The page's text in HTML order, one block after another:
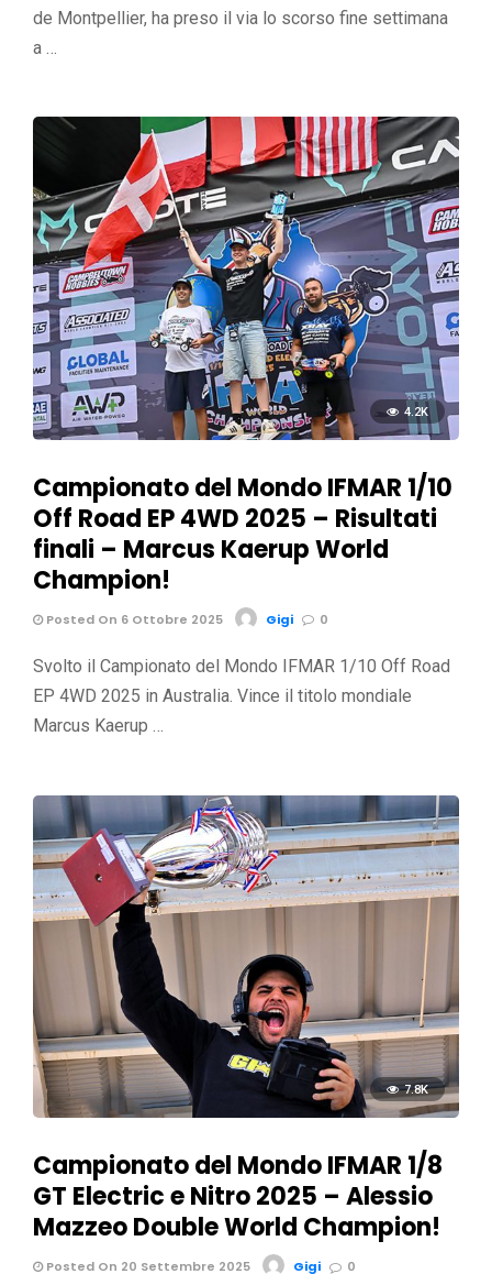
de Montpellier, ha preso il via lo scorso fine settimana
a …
4.2K
Campionato del Mondo IFMAR 1/10
Off Road EP 4WD 2025 – Risultati
finali – Marcus Kaerup World
Champion!
Posted On 6 Ottobre 2025 Gigi 0
Svolto il Campionato del Mondo IFMAR 1/10 Off Road
EP 4WD 2025 in Australia. Vince il titolo mondiale
Marcus Kaerup …
7.8K
Campionato del Mondo IFMAR 1/8
GT Electric e Nitro 2025 – Alessio
Mazzeo Double World Champion!
Posted On 20 Settembre 2025 Gigi 0